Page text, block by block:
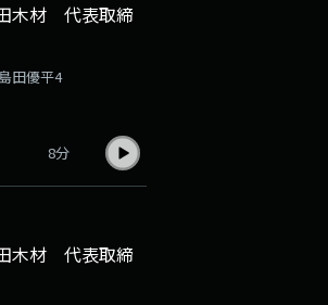
木材 代表取締
田優平4
8分
木材 代表取締